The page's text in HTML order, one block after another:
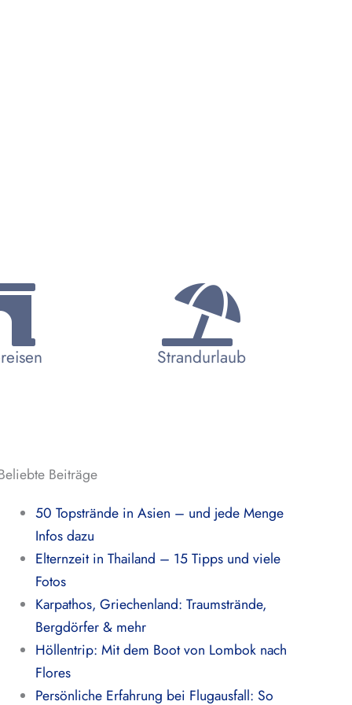
Strandurlaub
Beiträge
50 Topstrände in Asien – und jede Menge
Infos dazu
Elternzeit in Thailand – 15 Tipps und viele
Fotos
Karpathos, Griechenland: Traumstrände,
Bergdörfer & mehr
Höllentrip: Mit dem Boot von Lombok nach
Flores
Persönliche Erfahrung bei Flugausfall: So